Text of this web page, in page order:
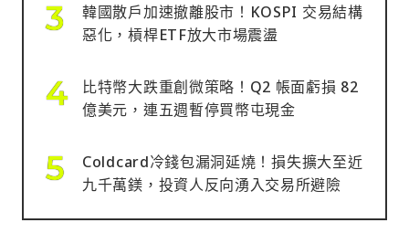
韓國散戶加速撤離股市！KOSPI 交易結構
惡化，槓桿ETF放大市場震盪
比特幣大跌重創微策略！Q2 帳面虧損 82
億美元，連五週暫停買幣屯現金
Coldcard冷錢包漏洞延燒！損失擴大至近
九千萬鎂，投資人反向湧入交易所避險